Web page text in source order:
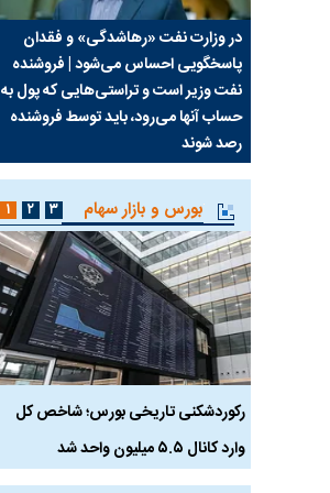
در وزارت نفت «رهاشدگی» و فقدان
پاسخگویی احساس می‌شود | فروشنده
نفت وزیر است و تراستی‌هایی که پول به
حساب آنها می‌رود، باید توسط فروشنده
رصد شوند
بورس و بازار سهام
رکوردشکنی تاریخی بورس؛ شاخص کل
وارد کانال ۵.۵ میلیون واحد شد
۱ ۲ ۳